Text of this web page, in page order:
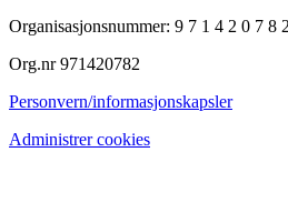
Organisasjonsnummer: 9 7 1 4 2 0 7 8 2
Org.nr 971420782
Personvern/informasjonskapsler
Administrer cookies